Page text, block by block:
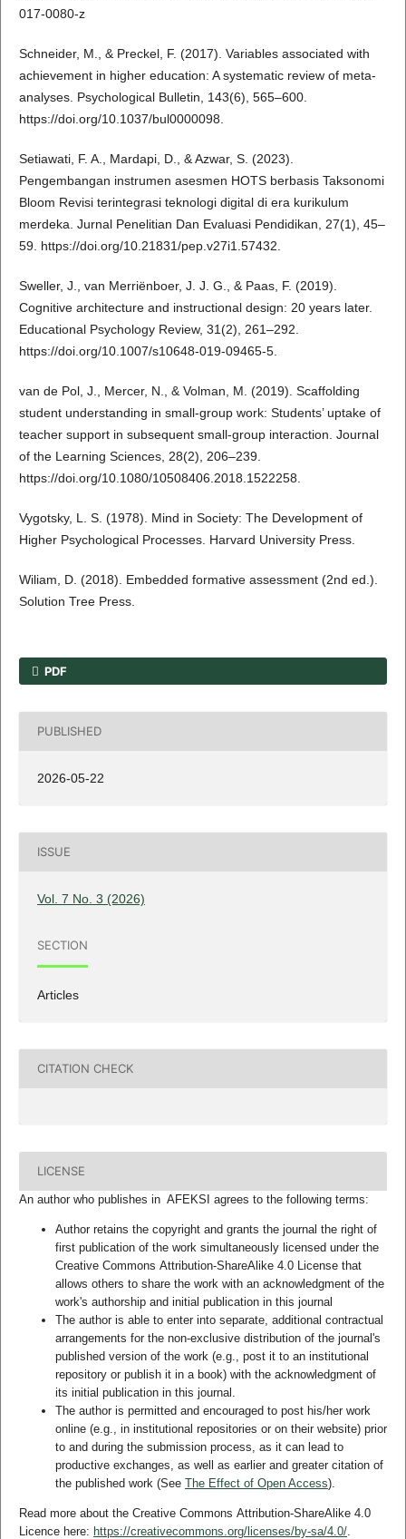
017-0080-z
Schneider, M., & Preckel, F. (2017). Variables associated with
achievement in higher education: A systematic review of meta-
analyses. Psychological Bulletin, 143(6), 565–600.
https://doi.org/10.1037/bul0000098.
Setiawati, F. A., Mardapi, D., & Azwar, S. (2023).
Pengembangan instrumen asesmen HOTS berbasis Taksonomi
Bloom Revisi terintegrasi teknologi digital di era kurikulum
merdeka. Jurnal Penelitian Dan Evaluasi Pendidikan, 27(1), 45–
59. https://doi.org/10.21831/pep.v27i1.57432.
Sweller, J., van Merriënboer, J. J. G., & Paas, F. (2019).
Cognitive architecture and instructional design: 20 years later.
Educational Psychology Review, 31(2), 261–292.
https://doi.org/10.1007/s10648-019-09465-5.
van de Pol, J., Mercer, N., & Volman, M. (2019). Scaffolding
student understanding in small-group work: Students’ uptake of
teacher support in subsequent small-group interaction. Journal
of the Learning Sciences, 28(2), 206–239.
https://doi.org/10.1080/10508406.2018.1522258.
Vygotsky, L. S. (1978). Mind in Society: The Development of
Higher Psychological Processes. Harvard University Press.
Wiliam, D. (2018). Embedded formative assessment (2nd ed.).
Solution Tree Press.
PDF
PUBLISHED
2026-05-22
ISSUE
Vol. 7 No. 3 (2026)
SECTION
Articles
CITATION CHECK
LICENSE
An author who publishes in AFEKSI agrees to the following terms:
Author retains the copyright and grants the journal the right of
first publication of the work simultaneously licensed under the
Creative Commons Attribution-ShareAlike 4.0 License that
allows others to share the work with an acknowledgment of the
work's authorship and initial publication in this journal
The author is able to enter into separate, additional contractual
arrangements for the non-exclusive distribution of the journal's
published version of the work (e.g., post it to an institutional
repository or publish it in a book) with the acknowledgment of
its initial publication in this journal.
The author is permitted and encouraged to post his/her work
online (e.g., in institutional repositories or on their website) prior
to and during the submission process, as it can lead to
productive exchanges, as well as earlier and greater citation of
the published work (See The Effect of Open Access).
Read more about the Creative Commons Attribution-ShareAlike 4.0
Licence here: https://creativecommons.org/licenses/by-sa/4.0/.